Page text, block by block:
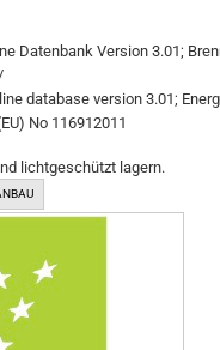
Datenbank Version 3.01;
database version 3.01;
No 116912011
lichtgeschützt lagern.